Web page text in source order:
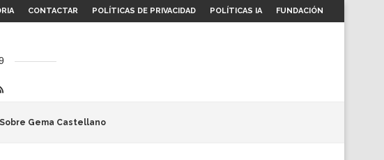
CONTACTAR POLÍTICAS DE PRIVACIDAD POLÍTICAS IA FUNDACIÓN
Sobre Gema Castellano